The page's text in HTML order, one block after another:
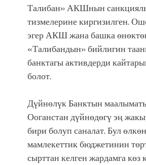
Талибан» АКШнын
тизмелерине киргизилген.
эгер АКШ жана башка
«Талибандын» бийлигин
банктагы активдерди
болот.
Дүйнөлүк Банктын
Ооганстан дүйнөдөгү эң
бири болуп саналат. Бул
мамлекеттик бюджетинин
сырттан келген жардамга көз